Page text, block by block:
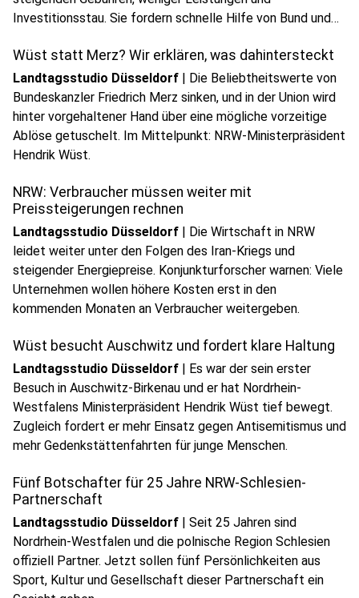
Investitionsstau. Sie fordern schnelle Hilfe von Bund und
Wüst statt Merz? Wir erklären, was dahintersteckt
Landtagsstudio Düsseldorf | Die Beliebtheitswerte von
Bundeskanzler Friedrich Merz sinken, und in der Union wird
hinter vorgehaltener Hand über eine mögliche vorzeitige
Ablöse getuschelt. Im Mittelpunkt: NRW-Ministerpräsident
Hendrik Wüst.
NRW: Verbraucher müssen weiter mit
Preissteigerungen rechnen
Landtagsstudio Düsseldorf | Die Wirtschaft in NRW
leidet weiter unter den Folgen des Iran-Kriegs und
steigender Energiepreise. Konjunkturforscher warnen: Viele
Unternehmen wollen höhere Kosten erst in den
kommenden Monaten an Verbraucher weitergeben.
play_circleAudio anhören
Wüst besucht Auschwitz und fordert klare Haltung
Landtagsstudio Düsseldorf | Es war der sein erster
Besuch in Auschwitz-Birkenau und er hat Nordrhein-
Westfalens Ministerpräsident Hendrik Wüst tief bewegt.
Zugleich fordert er mehr Einsatz gegen Antisemitismus und
mehr Gedenkstättenfahrten für junge Menschen.
Fünf Botschafter für 25 Jahre NRW-Schlesien-
Partnerschaft
Landtagsstudio Düsseldorf | Seit 25 Jahren sind
Nordrhein-Westfalen und die polnische Region Schlesien
offiziell Partner. Jetzt sollen fünf Persönlichkeiten aus
Sport, Kultur und Gesellschaft dieser Partnerschaft ein